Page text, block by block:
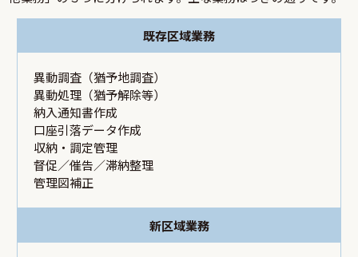
既存区域業務
異動調査（猶予地調査）
異動処理（猶予解除等）
納入通知書作成
口座引落データ作成
収納・調定管理
督促／催告／滞納整理
管理図補正
新区域業務